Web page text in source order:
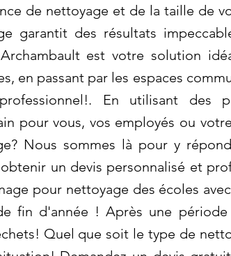
de nettoyage et de la taille de
garantit des résultats
est votre solution
en passant par les espaces
En utilisant des
pour vous, vos employés ou
Nous sommes là pour y
un devis personnalisé et
pour nettoyage des écoles
fin d'année ! Après une période
Quel que soit le type de